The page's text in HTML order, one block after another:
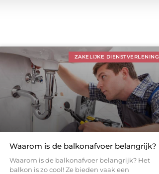
ZAKELIJKE DIENSTVERLENING
Waarom is de balkonafvoer belangrijk?
Waarom is de balkonafvoer belangrijk? Het
balkon is zo cool! Ze bieden vaak een